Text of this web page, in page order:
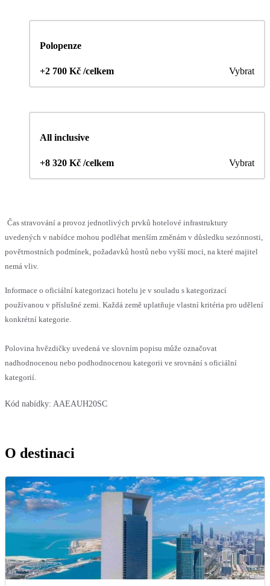
Polopenze
+2 700 Kč /celkem Vybrat
All inclusive
+8 320 Kč /celkem Vybrat
Čas stravování a provoz jednotlivých prvků hotelové infrastruktury
uvedených v nabídce mohou podléhat menším změnám v důsledku sezónnosti,
povětrnostních podmínek, požadavků hostů nebo vyšší moci, na které majitel
nemá vliv.
Informace o oficiální kategorizaci hotelu je v souladu s kategorizací
používanou v příslušné zemi. Každá země uplatňuje vlastní kritéria pro udělení
konkrétní kategorie.
Polovina hvězdičky uvedená ve slovním popisu může označovat
nadhodnocenou nebo podhodnocenou kategorii ve srovnání s oficiální
kategorií.
Kód nabídky: AAEAUH20SC
O destinaci